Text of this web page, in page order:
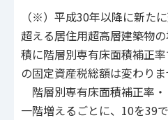
（※）平成30年以降に新た
超える居住用超高層建築物
積に階層別専有床面積補正
の固定資産税総額は変わり
階層別専有床面積補正率
一階増えるごとに、10を39